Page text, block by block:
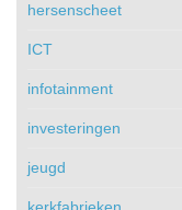
hersenscheet
ICT
infotainment
investeringen
jeugd